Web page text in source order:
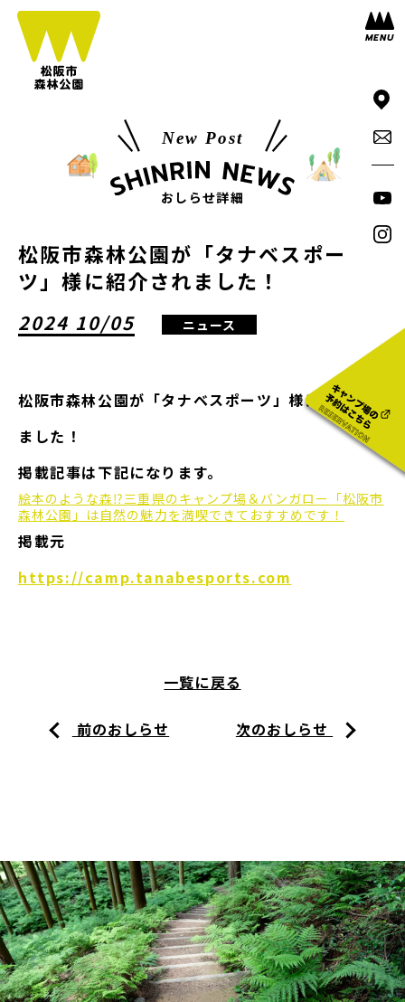
New Post
おしらせ詳細
松阪市森林公園が「タナベスポー
ツ」様に紹介されました！
2024 10/05 ニュース
松阪市森林公園が「タナベスポーツ」様に紹介され
ました！
掲載記事は下記になります。
絵本のような森⁉三重県のキャンプ場＆バンガロー「松阪市
森林公園」は自然の魅力を満喫できておすすめです！
掲載元
https://camp.tanabesports.com
前のおしらせ
一覧に戻る
次のおしらせ